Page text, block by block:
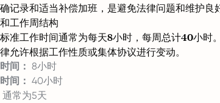
记录和适当补偿加班，是避免法律问题和维护良
工作周结构
准工作时间通常为每天8小时，每周总计40小时
允许根据工作性质或集体协议进行变动。
间： 8小时
间： 40小时
通常为5天